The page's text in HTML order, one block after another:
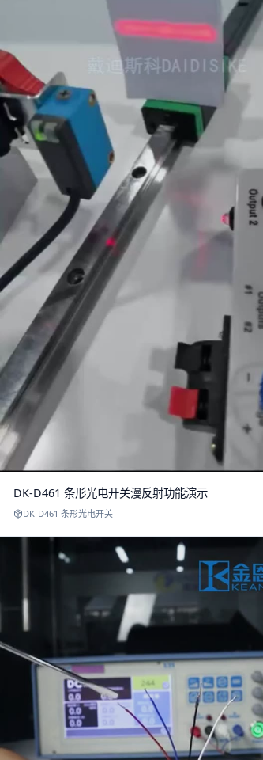
DK-D461 条形光电开关漫反射功能演示
DK-D461 条形光电开关